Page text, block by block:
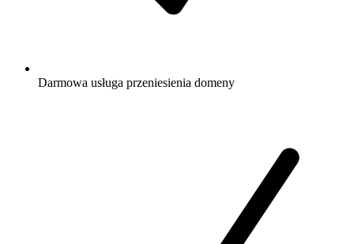
Darmowa usługa przeniesienia domeny